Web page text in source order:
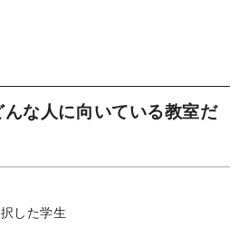
な人に向いている教室だ
した学生